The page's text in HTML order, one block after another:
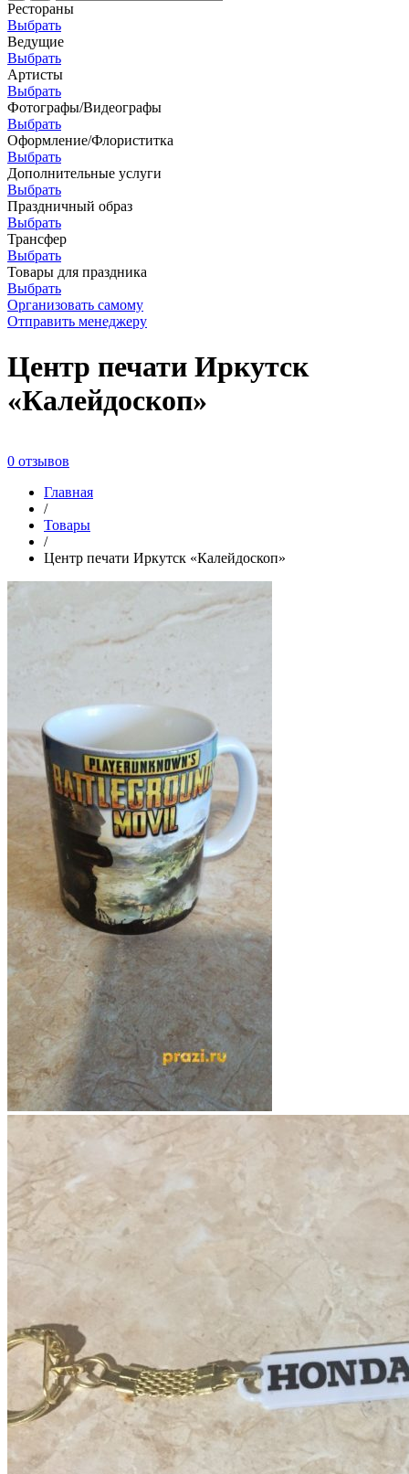
Рестораны
Выбрать
Ведущие
Выбрать
Артисты
Выбрать
Фотографы/Видеографы
Выбрать
Оформление/Флориститка
Выбрать
Дополнительные услуги
Выбрать
Праздничный образ
Выбрать
Трансфер
Выбрать
Товары для праздника
Выбрать
Организовать самому
Отправить менеджеру
Центр печати Иркутск
«Калейдоскоп»
0 отзывов
Главная
/
Товары
/
Центр печати Иркутск «Калейдоскоп»